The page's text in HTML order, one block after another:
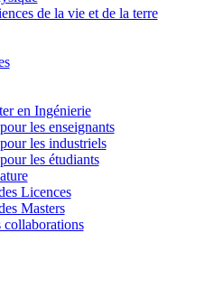
de la vie et de la terre
en Ingénierie
les enseignants
les industriels
les étudiants
Licences
Masters
collaborations